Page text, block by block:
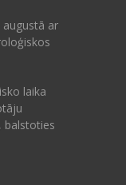
augustā ar
laika
balstoties